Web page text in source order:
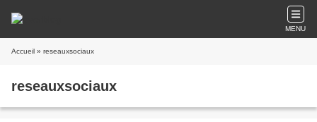
MENU
Accueil » reseauxsociaux
reseauxsociaux